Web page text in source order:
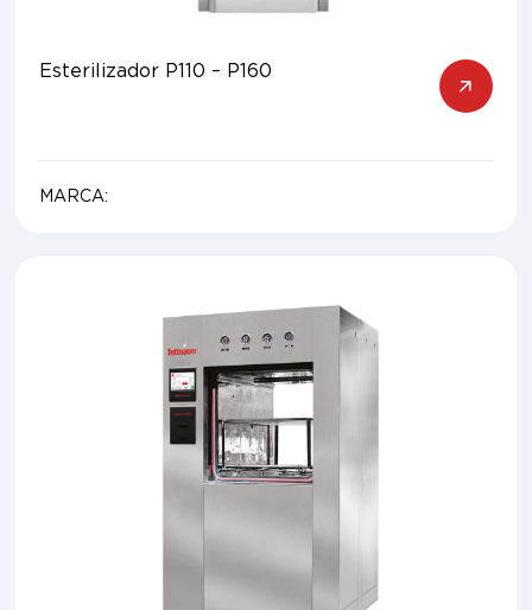
Esterilizador P110 – P160
MARCA: